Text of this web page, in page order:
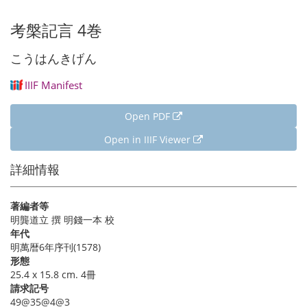
考槃記言 4巻
こうはんきげん
IIIF Manifest
Open PDF
Open in IIIF Viewer
詳細情報
著編者等
明龔道立 撰 明錢一本 校
年代
明萬暦6年序刊(1578)
形態
25.4 x 15.8 cm. 4冊
請求記号
49@35@4@3